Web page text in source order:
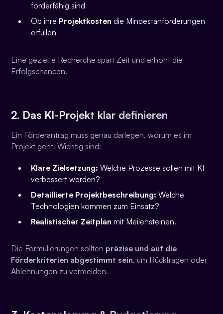
förderfähig sind
Ob ihre Projektkosten die Mindestanforderungen
erfüllen
Eine gezielte Recherche spart Zeit und erhöht die
Erfolgschancen.
2. Das KI-Projekt klar definieren
Ein Förderantrag muss genau darlegen, worum es im
Projekt geht. Wichtig sind:
Klare Zielsetzung: Welche Prozesse sollen mit KI
verbessert werden?
Detaillierte Projektbeschreibung: Welche
Technologien kommen zum Einsatz?
Realistischer Zeitplan mit Meilensteinen.
Die Formulierungen sollten präzise und auf die
Förderkriterien abgestimmt sein, um Rückfragen oder
Ablehnungen zu vermeiden.